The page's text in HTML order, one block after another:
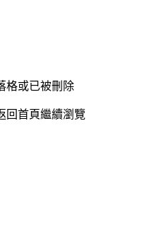
格或已被刪除
回首頁繼續瀏覽